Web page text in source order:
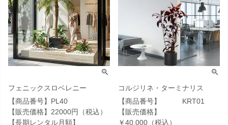
フェニックスロベレニー
【商品番号】PL40
【販売価格】22000円（税込）
【長期レンタル月額】
コルジリネ・ターミナリス
【商品番号】 KRT01
【販売価格】
￥40,000（税込）